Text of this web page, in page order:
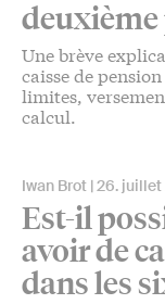
deuxième
Une brève
caisse de
limites,
calcul.
Iwan Brot 26. juillet
Est-il
avoir de
dans les